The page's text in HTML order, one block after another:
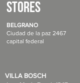
STORES
BELGRANO
Ciudad de la paz 2467
capital federal
VILLA BOSCH